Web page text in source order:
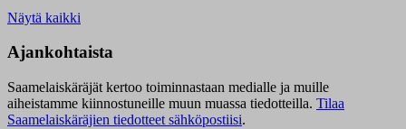
Näytä kaikki
Ajankohtaista
Saamelaiskäräjät kertoo toiminnastaan medialle ja muille
aiheistamme kiinnostuneille muun muassa tiedotteilla. Tilaa
Saamelaiskäräjien tiedotteet sähköpostiisi.